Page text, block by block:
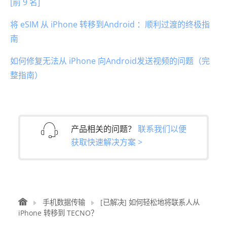
将 eSIM 从 iPhone 转移到Android ：顺利过渡的终极指
南
如何修复无法从 iPhone 向Android发送视频的问题（完
整指南）
产品相关的问题？ 联系我们以便
获取快速解决方案 >
手机数据传输
[已解决] 如何轻松地将联系人从
iPhone 转移到 TECNO？